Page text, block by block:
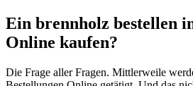
Ein brennholz bestellen
Online kaufen?
Die Frage aller Fragen. Mittlerweile